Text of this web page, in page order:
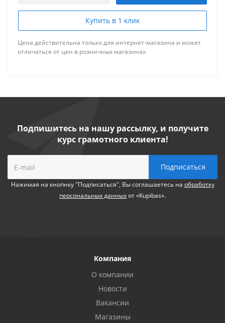
Купить в 1 клик
Цена действительна только для интернет-магазина и может
отличаться от цен в розничных магазинах
Подпишитесь на нашу рассылку, и получите
курс грамотного клиента!
Нажимая на кнопнку "Подписаться", Вы соглашаетесь на обработку
персональных данныхот «Kupibas».
Компания
О компании
Новости
Вакансии
Магазины